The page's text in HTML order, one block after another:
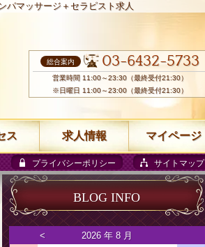
パマッサージ＋セラピスト求人
プライバシーポリシー サイトマップ
BLOG INFO
< 2026 年 8 月
総合案内 03-6432-5733
営業時間 11:00～23:30（最終受付21:30）
※日曜日 11:00～23:00（最終受付21:30）
ス 求人情報 マイページ